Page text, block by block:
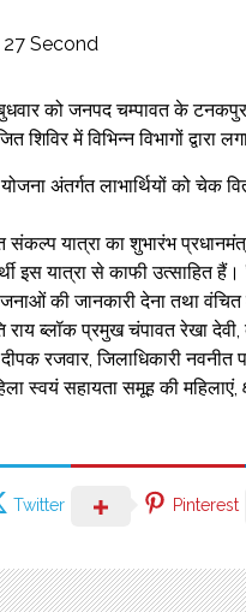
27 Second
को जनपद चम्पावत के
में विभिन्न विभागों द्वारा
अंतर्गत लाभार्थियों को
यात्रा का शुभारंभ
इस यात्रा से काफी उत्साहित
की जानकारी देना तथा
ब्लॉक प्रमुख चंपावत रेखा देवी,
दीपक रजवार, जिलाधिकारी
स्वयं सहायता समूह की महिलाएं,
Twitter Pinterest